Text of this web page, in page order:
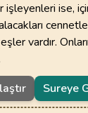
ise,
vardır.
Sureye